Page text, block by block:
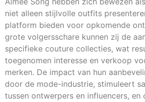
niet alleen stijlvolle outfits
platform bieden voor opkomende
grote volgersschare kunnen zij de
specifieke couture collecties, wat
toegenomen interesse en verkoop
merken. De impact van hun
door de mode-industrie, stimuleert
tussen ontwerpers en influencers, en